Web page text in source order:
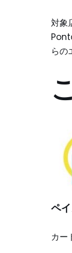
対象
らの
ペ
カー